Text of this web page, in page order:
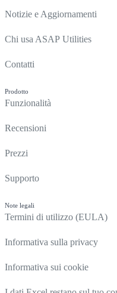
Notizie e Aggiornamenti
Chi usa ASAP Utilities
Contatti
Prodotto
Funzionalità
Recensioni
Prezzi
Supporto
Note legali
Termini di utilizzo (EULA)
Informativa sulla privacy
Informativa sui cookie